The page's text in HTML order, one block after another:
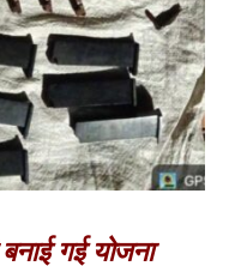
गई योजना